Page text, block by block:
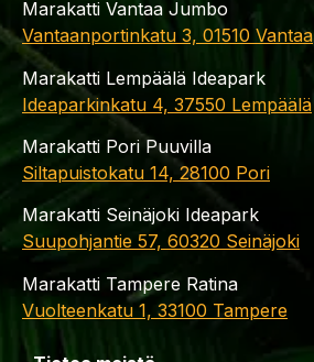
Marakatti Vantaa Jumbo
Vantaanportinkatu 3, 01510 Vantaa
Marakatti Lempäälä Ideapark
Ideaparkinkatu 4, 37550 Lempäälä
Marakatti Pori Puuvilla
Siltapuistokatu 14, 28100 Pori
Marakatti Seinäjoki Ideapark
Suupohjantie 57, 60320 Seinäjoki
Marakatti Tampere Ratina
Vuolteenkatu 1, 33100 Tampere